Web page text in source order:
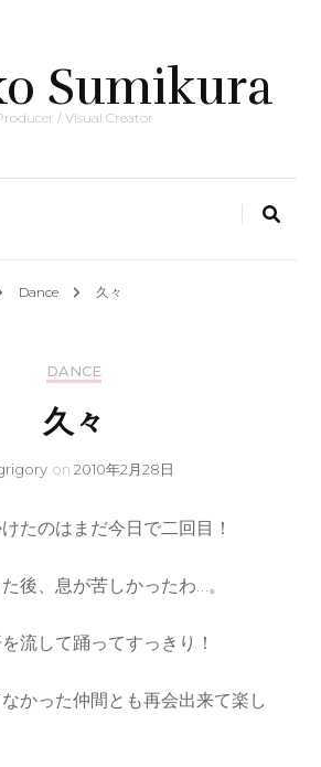
Sumikura
/ Visual Creator
Dance 久々
DANCE
久々
on 2010年2月28日
たのはまだ今日で二回目！
後、息が苦しかったわ…。
流して踊ってすっきり！
かった仲間とも再会出来て楽し